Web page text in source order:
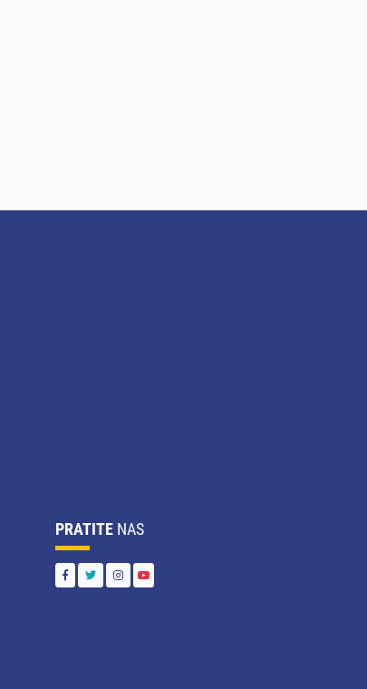
PRATITE NAS